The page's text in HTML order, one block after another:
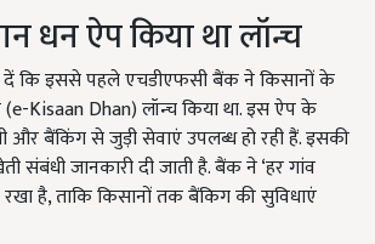
धन ऐप किया था लॉन्च
दें कि इससे पहले एचडीएफसी बैंक ने किसानों के
Kisaan Dhan) लॉन्च किया था. इस ऐप के
और बैंकिंग से जुड़ी सेवाएं उपलब्ध हो रही हैं. इसकी
संबंधी जानकारी दी जाती है. बैंक ने ‘हर गांव
रखा है, ताकि किसानों तक बैंकिग की सुविधाएं